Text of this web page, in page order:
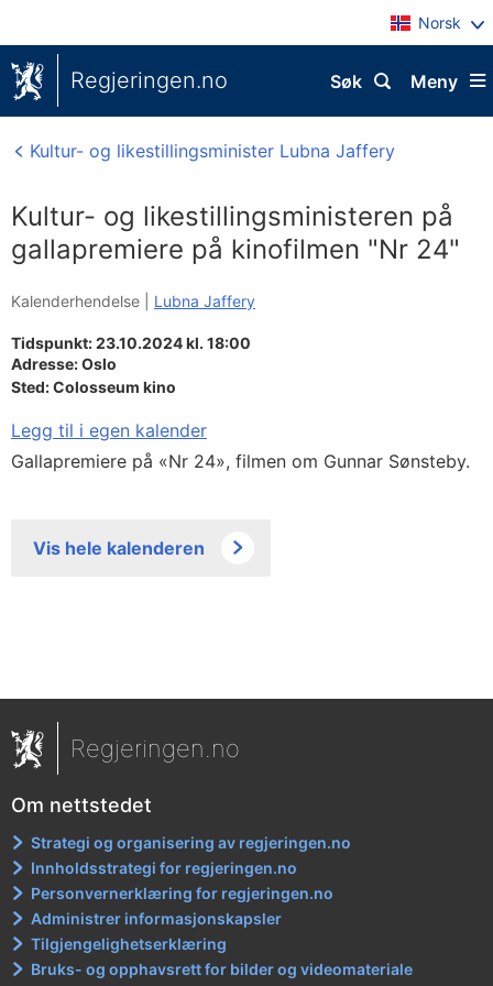
Norsk
Regjeringen.no Meny
Søk
Kultur- og likestillingsminister Lubna Jaffery
Kultur- og likestillingsministeren på
gallapremiere på kinofilmen "Nr 24"
Kalenderhendelse | Lubna Jaffery
Tidspunkt: 23.10.2024 kl. 18:00
Adresse:Oslo
Sted:Colosseum kino
Legg til i egen kalender
Gallapremiere på «Nr 24», filmen om Gunnar Sønsteby.
Vis hele kalenderen
Regjeringen.no
Om nettstedet
Strategi og organisering av regjeringen.no
Innholdsstrategi for regjeringen.no
Personvernerklæring for regjeringen.no
Administrer informasjonskapsler
Tilgjengelighetserklæring
Bruks- og opphavsrett for bilder og videomateriale